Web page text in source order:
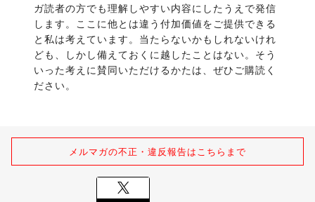
ガ読者の方でも理解しやすい内容にしたうえで発信
します。ここに他とは違う付加価値をご提供できる
と私は考えています。当たらないかもしれないけれ
ども、しかし備えておくに越したことはない。そう
いった考えに賛同いただけるかたは、ぜひご購読く
ださい。
メルマガの不正・違反報告はこちらまで